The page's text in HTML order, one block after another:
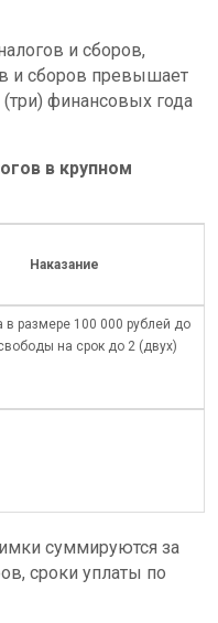
и сборов,
и сборов превышает
финансовых года
в крупном
Наказание
в размере 100 000 рублей до
на срок до 2 (двух)
суммируются за
сроки уплаты по